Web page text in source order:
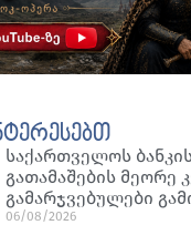
საქართველოს
გათამაშების მეორე
გამარჯვებულები
06/08/2026